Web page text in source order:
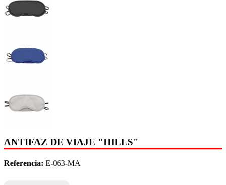
ANTIFAZ DE VIAJE "HILLS"
Referencia: E-063-MA